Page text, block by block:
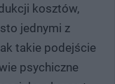
kosztów,
jednymi z
takie podejście
psychiczne